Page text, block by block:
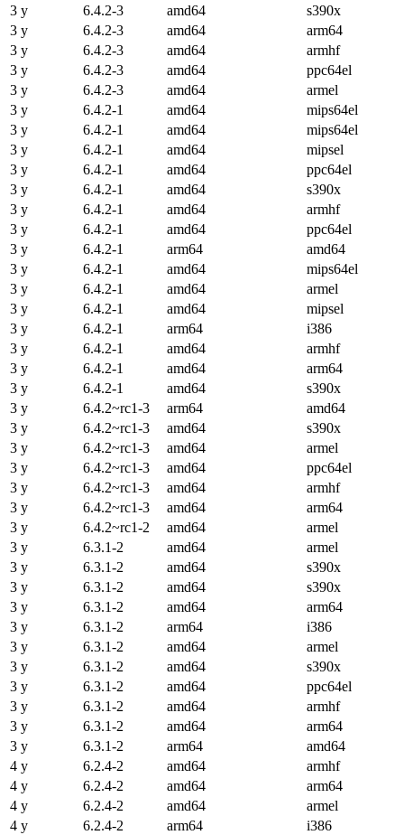
3 y
6.4.2-3 amd64
s390x
3 y
6.4.2-3 amd64
arm64
3 y
6.4.2-3 amd64
armhf
3 y
6.4.2-3 amd64
ppc64el
3 y
6.4.2-3 amd64
armel
3 y
6.4.2-1 amd64
mips64el
3 y
6.4.2-1 amd64
mips64el
3 y
6.4.2-1 amd64
mipsel
3 y
6.4.2-1 amd64
ppc64el
3 y
6.4.2-1 amd64
s390x
3 y
6.4.2-1 amd64
armhf
3 y
6.4.2-1 amd64
ppc64el
3 y
6.4.2-1 arm64
amd64
3 y
6.4.2-1 amd64
mips64el
3 y
6.4.2-1 amd64
armel
3 y
6.4.2-1 amd64
mipsel
3 y
6.4.2-1 arm64
i386
3 y
6.4.2-1 amd64
armhf
3 y
6.4.2-1 amd64
arm64
3 y
6.4.2-1 amd64
s390x
3 y
6.4.2~rc1-3 arm64
amd64
3 y
6.4.2~rc1-3 amd64
s390x
3 y
6.4.2~rc1-3 amd64
armel
3 y
6.4.2~rc1-3 amd64
ppc64el
3 y
6.4.2~rc1-3 amd64
armhf
3 y
6.4.2~rc1-3 amd64
arm64
3 y
6.4.2~rc1-2 amd64
armel
3 y
6.3.1-2 amd64
armel
3 y
6.3.1-2 amd64
s390x
3 y
6.3.1-2 amd64
s390x
3 y
6.3.1-2 amd64
arm64
3 y
6.3.1-2 arm64
i386
3 y
6.3.1-2 amd64
armel
3 y
6.3.1-2 amd64
s390x
3 y
6.3.1-2 amd64
ppc64el
3 y
6.3.1-2 amd64
armhf
3 y
6.3.1-2 amd64
arm64
3 y
6.3.1-2 arm64
amd64
4 y
6.2.4-2 amd64
armhf
4 y
6.2.4-2 amd64
arm64
4 y
6.2.4-2 amd64
armel
4 y
6.2.4-2 arm64
i386